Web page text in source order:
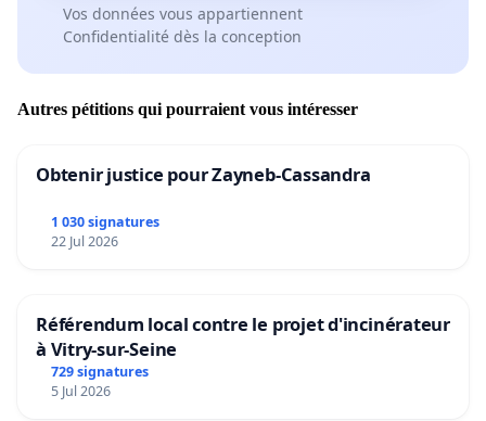
Vos données vous appartiennent
Confidentialité dès la conception
Autres pétitions qui pourraient vous intéresser
Obtenir justice pour Zayneb-Cassandra
1 030 signatures
22 Jul 2026
Référendum local contre le projet d'incinérateur
à Vitry-sur-Seine
729 signatures
5 Jul 2026